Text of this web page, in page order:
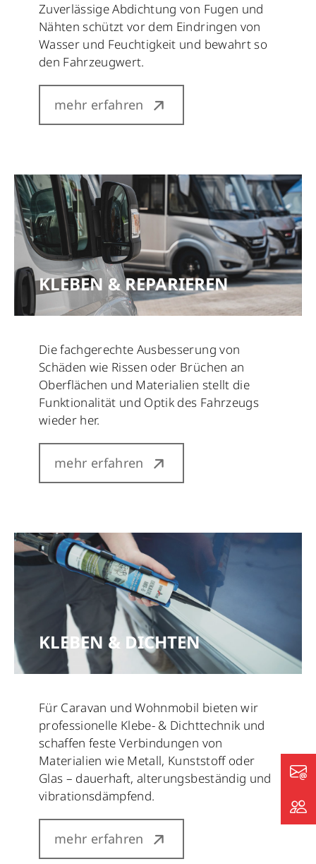
Zuverlässige Abdichtung von Fugen und
Nähten schützt vor dem Eindringen von
Wasser und Feuchtigkeit und bewahrt so
den Fahrzeugwert.
mehr erfahren
KLEBEN & REPARIEREN
Die fachgerechte Ausbesserung von
Schäden wie Rissen oder Brüchen an
Oberflächen und Materialien stellt die
Funktionalität und Optik des Fahrzeugs
wieder her.
mehr erfahren
KLEBEN & DICHTEN
Für Caravan und Wohnmobil bieten wir
professionelle Klebe- & Dichttechnik und
schaffen feste Verbindungen von
Materialien wie Metall, Kunststoff oder
Glas – dauerhaft, alterungsbeständig und
vibrationsdämpfend.
mehr erfahren